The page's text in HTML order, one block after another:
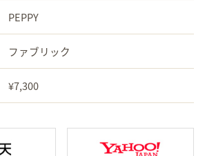
PEPPY
ファブリック
¥7,300
楽天市場で「抗菌防臭ふ